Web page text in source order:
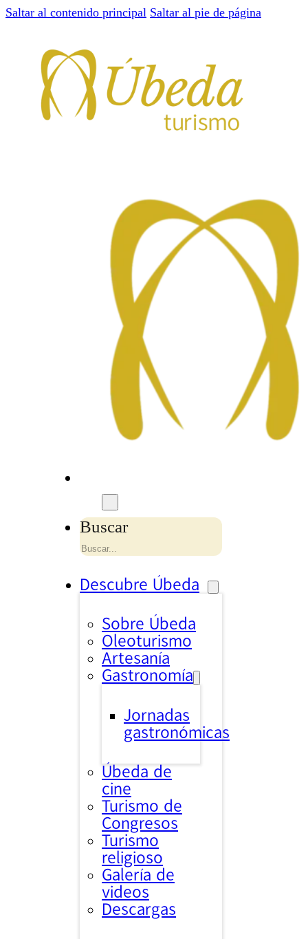
Saltar al contenido principal Saltar al pie de página
Buscar
Descubre Úbeda
Sobre Úbeda
Oleoturismo
Artesanía
Gastronomía
Jornadas
gastronómicas
Úbeda de
cine
Turismo de
Congresos
Turismo
religioso
Galería de
videos
Descargas